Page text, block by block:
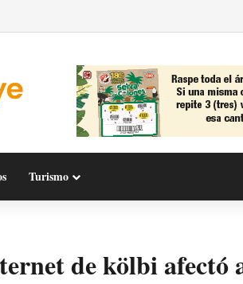
Turismo
de kölbi afectó